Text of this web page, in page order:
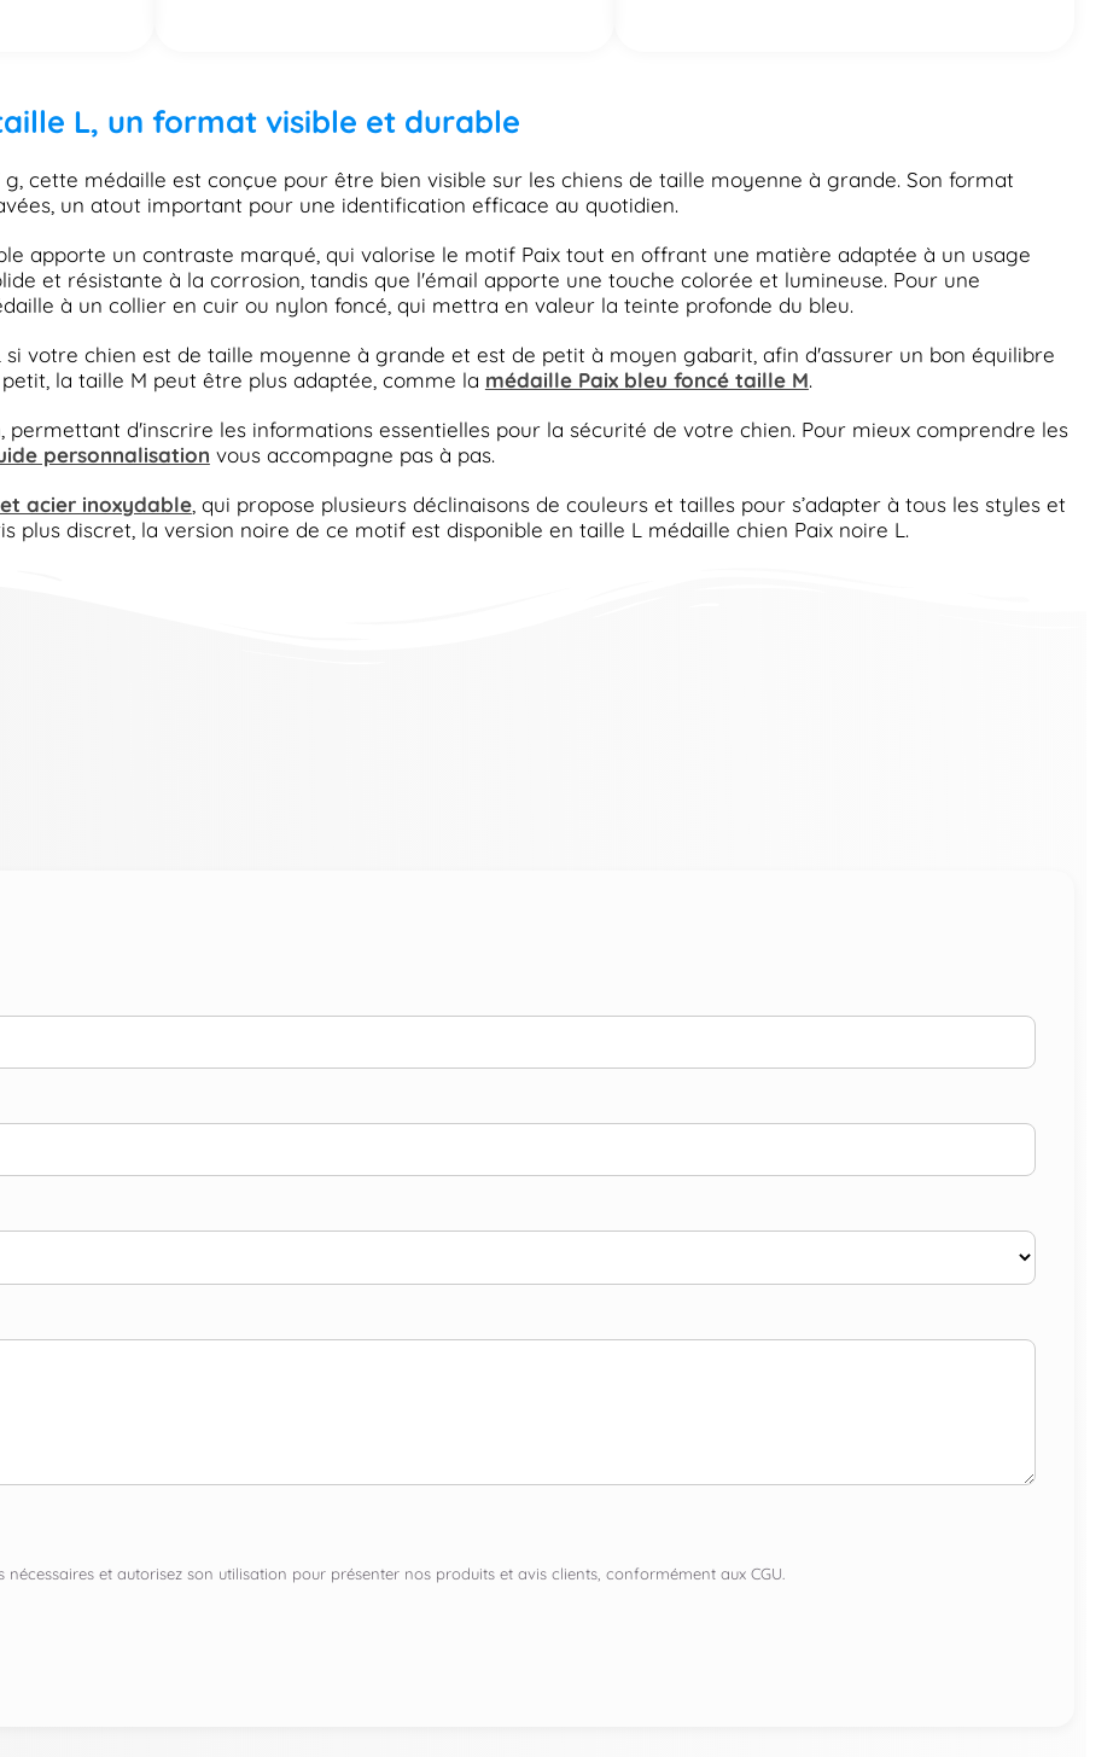
L, un format visible et durable
cette médaille est conçue pour être bien visible sur les chiens de taille moyenne à grande. Son format
un atout important pour une identification efficace au quotidien.
apporte un contraste marqué, qui valorise le motif Paix tout en offrant une matière adaptée à un usage
et résistante à la corrosion, tandis que l'émail apporte une touche colorée et lumineuse. Pour une
à un collier en cuir ou nylon foncé, qui mettra en valeur la teinte profonde du bleu.
votre chien est de taille moyenne à grande et est de petit à moyen gabarit, afin d'assurer un bon équilibre
la taille M peut être plus adaptée, comme la médaille Paix bleu foncé taille M.
permettant d'inscrire les informations essentielles pour la sécurité de votre chien. Pour mieux comprendre les
personnalisation vous accompagne pas à pas.
acier inoxydable, qui propose plusieurs déclinaisons de couleurs et tailles pour s’adapter à tous les styles et
plus discret, la version noire de ce motif est disponible en taille L médaille chien Paix noire L.
et autorisez son utilisation pour présenter nos produits et avis clients, conformément aux CGU.